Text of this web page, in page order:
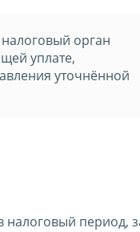
орган
уплате,
уточнённой
налоговый период,